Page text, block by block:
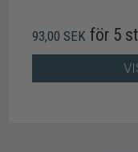
93,00 SEK för 5